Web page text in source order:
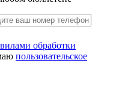
обработки
пользовательское